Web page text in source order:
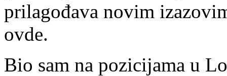
prilagođava novim
ovde.
Bio sam na pozicijama u